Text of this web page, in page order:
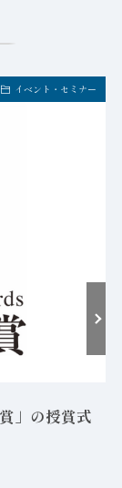
イベント・セミナー
」の授賞式